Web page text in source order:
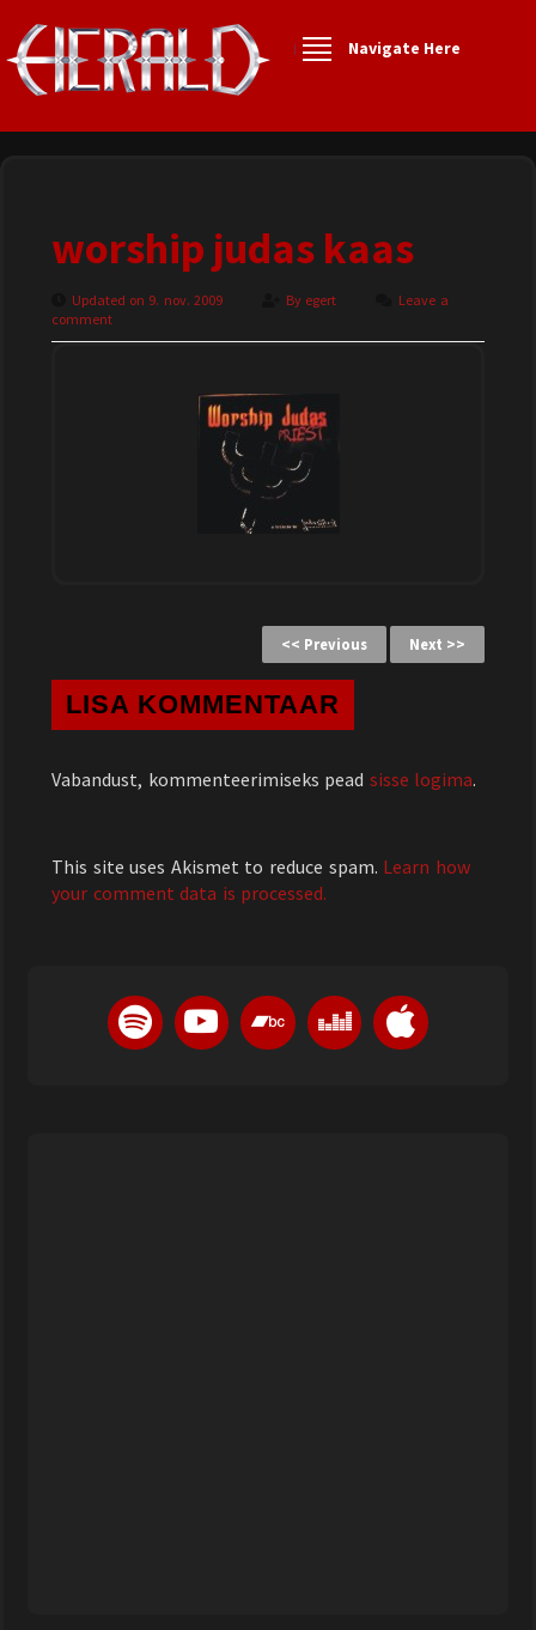
Navigate Here
worship judas kaas
Updated on 9. nov. 2009 By egert
Leave a
comment
<< Previous Next >>
LISA KOMMENTAAR
Vabandust, kommenteerimiseks pead sisse logima.
This site uses Akismet to reduce spam. Learn how
your comment data is processed.